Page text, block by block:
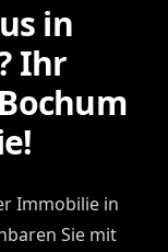
in
Ihr
Immobilie in
Sie mit